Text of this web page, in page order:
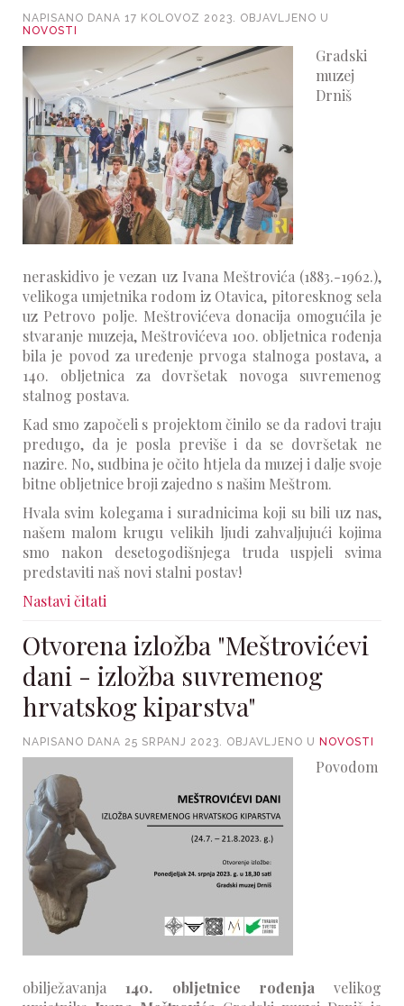
NAPISANO DANA 17 KOLOVOZ 2023. OBJAVLJENO U
NOVOSTI
Gradski
muzej
Drniš
neraskidivo je vezan uz Ivana Meštrovića (1883.-1962.),
velikoga umjetnika rodom iz Otavica, pitoresknog sela
uz Petrovo polje. Meštrovićeva donacija omogućila je
stvaranje muzeja, Meštrovićeva 100. obljetnica rođenja
bila je povod za uređenje prvoga stalnoga postava, a
140. obljetnica za dovršetak novoga suvremenog
stalnog postava.
Kad smo započeli s projektom činilo se da radovi traju
predugo, da je posla previše i da se dovršetak ne
nazire. No, sudbina je očito htjela da muzej i dalje svoje
bitne obljetnice broji zajedno s našim Meštrom.
Hvala svim kolegama i suradnicima koji su bili uz nas,
našem malom krugu velikih ljudi zahvaljujući kojima
smo nakon desetogodišnjega truda uspjeli svima
predstaviti naš novi stalni postav!
Nastavi čitati
Otvorena izložba "Meštrovićevi
dani - izložba suvremenog
hrvatskog kiparstva"
NAPISANO DANA 25 SRPANJ 2023. OBJAVLJENO U NOVOSTI
Povodom
obilježavanja140. obljetnice rođenja velikog